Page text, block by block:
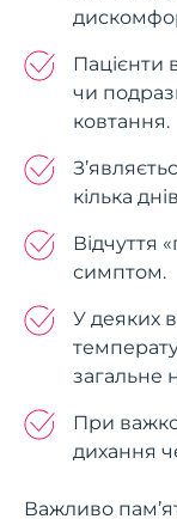
Пацієнти
чи
ковтання.
кілька
Відчуття
симптом.
У деяких
загальне
При
дихання
Важливо